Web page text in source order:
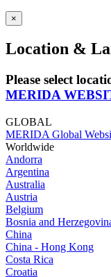
×
Location &
Please select
MERIDA
GLOBAL
MERIDA Global
Worldwide
Andorra
Argentina
Australia
Austria
Belgium
Bosnia and
China
China - Hong Kong
Costa Rica
Croatia